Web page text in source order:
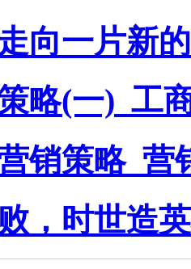
向一片新
略(一)_工
销策略_营
，时世造